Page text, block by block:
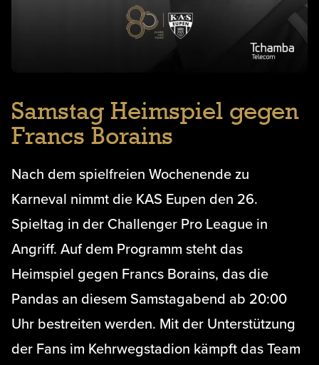
Samstag Heimspiel gegen
Francs Borains
Nach dem spielfreien Wochenende zu
Karneval nimmt die KAS Eupen den 26.
Spieltag in der Challenger Pro League in
Angriff. Auf dem Programm steht das
Heimspiel gegen Francs Borains, das die
Pandas an diesem Samstagabend ab 20:00
Uhr bestreiten werden. Mit der Unterstützung
der Fans im Kehrwegstadion kämpft das Team